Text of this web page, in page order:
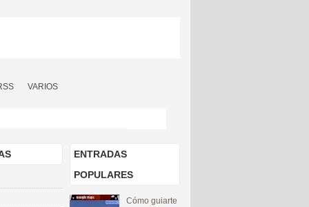
VARIOS
ENTRADAS
POPULARES
Cómo guiarte